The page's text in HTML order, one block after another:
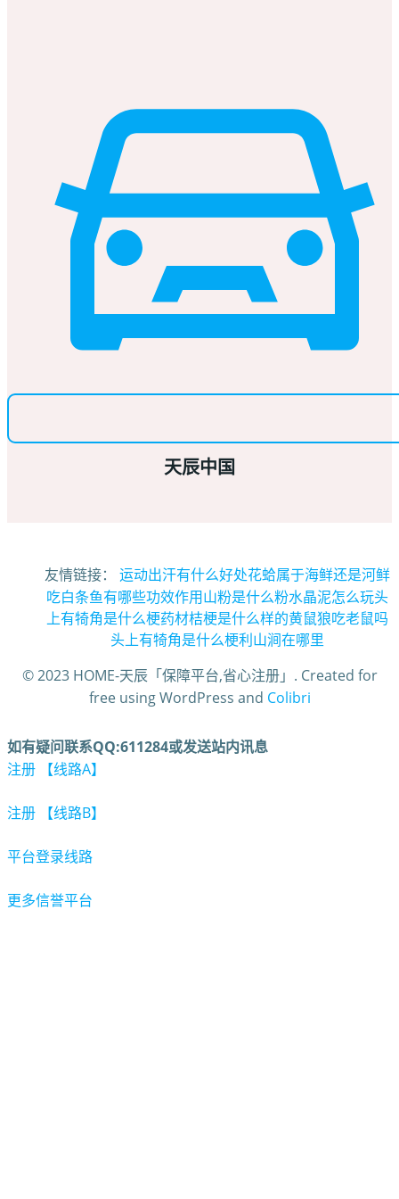
天辰中国
友情链接： 运动出汗有什么好处花蛤属于海鲜还是河鲜
吃白条鱼有哪些功效作用山粉是什么粉水晶泥怎么玩头
上有犄角是什么梗药材桔梗是什么样的黄鼠狼吃老鼠吗
头上有犄角是什么梗利山涧在哪里
© 2023 HOME-天辰「保障平台,省心注册」. Created for
free using WordPress and Colibri
如有疑问联系QQ:611284或发送站内讯息
注册 【线路A】
注册 【线路B】
平台登录线路
更多信誉平台